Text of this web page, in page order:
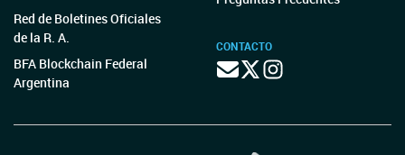
Red de Boletines Oficiales
de la R. A.
BFA Blockchain Federal
Argentina
CONTACTO